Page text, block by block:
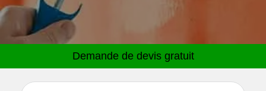
Demande de devis gratuit